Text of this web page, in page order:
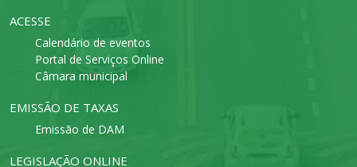
ACESSE
Calendário de eventos
Portal de Serviços Online
Câmara municipal
EMISSÃO DE TAXAS
Emissão de DAM
LEGISLAÇÃO ONLINE